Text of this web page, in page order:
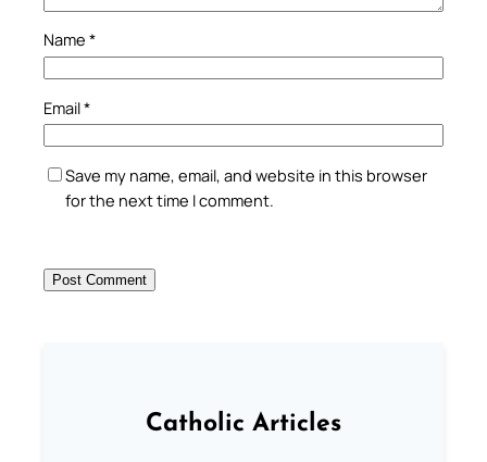
Name *
Email*
Save my name, email, and website in this browser
for the next time I comment.
Catholic Articles